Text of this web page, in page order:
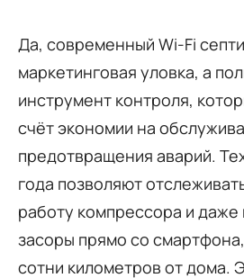
Да, современный Wi-Fi
маркетинговая уловка, а
инструмент контроля,
счёт экономии на
предотвращения аварий.
года позволяют
работу компрессора и даже
засоры прямо со
сотни километров от дома.